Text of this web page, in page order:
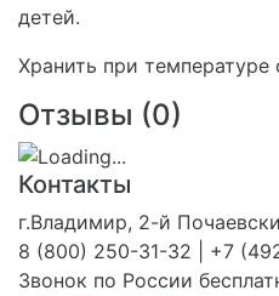
детей.
Хранить при температуре
Отзывы (0)
Контакты
г.Владимир, 2-й
8 (800) 250-31-32 | +7
Звонок по России